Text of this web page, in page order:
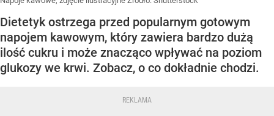
Dietetyk ostrzega przed popularnym gotowym
napojem kawowym, który zawiera bardzo dużą
ilość cukru i może znacząco wpływać na poziom
glukozy we krwi. Zobacz, o co dokładnie chodzi.